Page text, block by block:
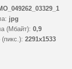
jpg
(Мбайт): 0,9
2291x1533